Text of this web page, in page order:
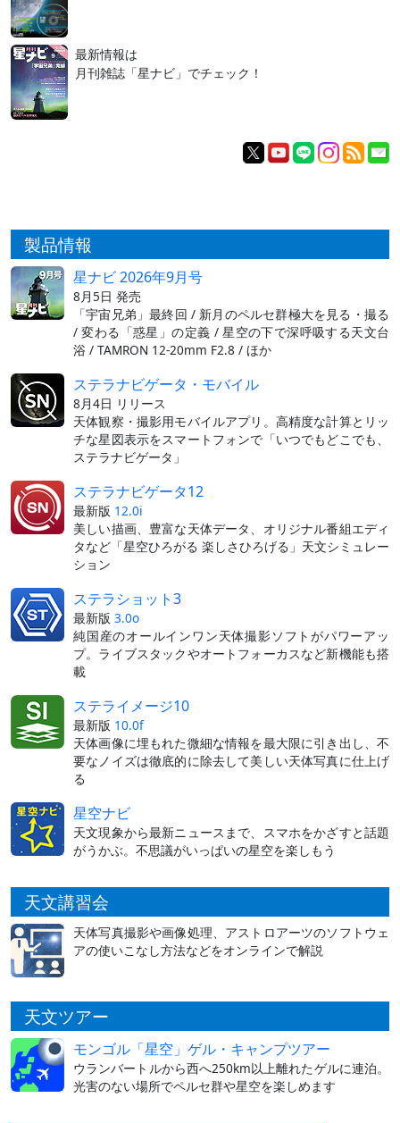
最新情報は
月刊雑誌「星ナビ」でチェック！
製品情報
星ナビ 2026年9月号
8月5日 発売
「宇宙兄弟」最終回 / 新月のペルセ群極大を見る・撮る
/ 変わる「惑星」の定義 / 星空の下で深呼吸する天文台
浴 / TAMRON 12-20mm F2.8 / ほか
ステラナビゲータ・モバイル
8月4日 リリース
天体観察・撮影用モバイルアプリ。高精度な計算とリッ
チな星図表示をスマートフォンで「いつでもどこでも、
ステラナビゲータ」
ステラナビゲータ12
最新版 12.0i
美しい描画、豊富な天体データ、オリジナル番組エディ
タなど「星空ひろがる 楽しさひろげる」天文シミュレー
ション
ステラショット3
最新版 3.0o
純国産のオールインワン天体撮影ソフトがパワーアッ
プ。ライブスタックやオートフォーカスなど新機能も搭
載
ステライメージ10
最新版 10.0f
天体画像に埋もれた微細な情報を最大限に引き出し、不
要なノイズは徹底的に除去して美しい天体写真に仕上げ
る
星空ナビ
天文現象から最新ニュースまで、スマホをかざすと話題
がうかぶ。不思議がいっぱいの星空を楽しもう
天文講習会
天体写真撮影や画像処理、アストロアーツのソフトウェ
アの使いこなし方法などをオンラインで解説
天文ツアー
モンゴル「星空」ゲル・キャンプツアー
ウランバートルから西へ250km以上離れたゲルに連泊。
光害のない場所でペルセ群や星空を楽しめます